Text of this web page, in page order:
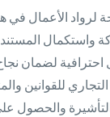
لرواد الأعمال في
لضمان
للقوانين
والحصول على